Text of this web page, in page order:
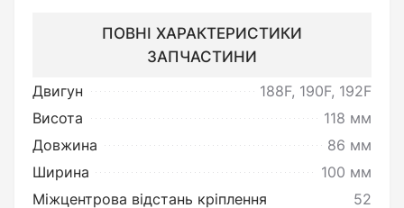
неналежної якості:
Під товаром неналежної якості
мається на увазі товар, який
несправний та не може
забезпечувати виконання своїх
функціональних властивостей.
ПОВНІ ХАРАКТЕРИСТИКИ
ЗАПЧАСТИНИ
Двигун
188F, 190F, 192F
Висота
118 мм
Довжина
86 мм
Ширина
100 мм
Міжцентрова відстань кріплення
52